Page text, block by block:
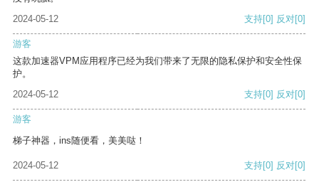
2024-05-12
支持[0] 反对[0]
游客
这款加速器VPM应用程序已经为我们带来了无限的隐私保护和安全性保
护。
2024-05-12
支持[0] 反对[0]
游客
梯子神器，ins随便看，美美哒！
2024-05-12 支持[0] 反对[0]